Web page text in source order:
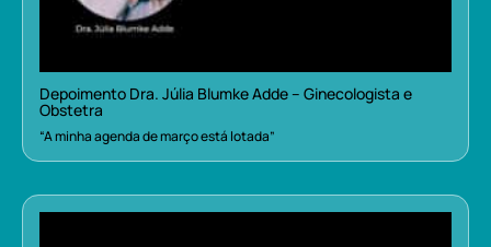
Depoimento Dra. Júlia Blumke Adde – Ginecologista e
Obstetra
“A minha agenda de março está lotada”